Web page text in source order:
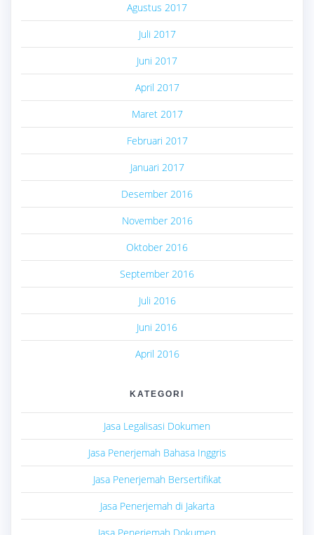
Agustus 2017
Juli 2017
Juni 2017
April 2017
Maret 2017
Februari 2017
Januari 2017
Desember 2016
November 2016
Oktober 2016
September 2016
Juli 2016
Juni 2016
April 2016
KATEGORI
Jasa Legalisasi Dokumen
Jasa Penerjemah Bahasa Inggris
Jasa Penerjemah Bersertifikat
Jasa Penerjemah di Jakarta